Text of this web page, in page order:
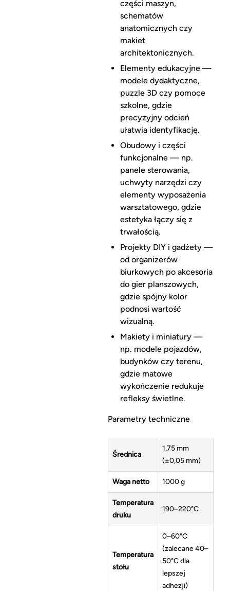
części maszyn,
schematów
anatomicznych czy
makiet
architektonicznych.
Elementy edukacyjne —
modele dydaktyczne,
puzzle 3D czy pomoce
szkolne, gdzie
precyzyjny odcień
ułatwia identyfikację.
Obudowy i części
funkcjonalne — np.
panele sterowania,
uchwyty narzędzi czy
elementy wyposażenia
warsztatowego, gdzie
estetyka łączy się z
trwałością.
Projekty DIY i gadżety —
od organizerów
biurkowych po akcesoria
do gier planszowych,
gdzie spójny kolor
podnosi wartość
wizualną.
Makiety i miniatury —
np. modele pojazdów,
budynków czy terenu,
gdzie matowe
wykończenie redukuje
refleksy świetlne.
Parametry techniczne
Średnica
1,75 mm
(±0,05 mm)
Waga netto 1000 g
Temperatura
druku
190–220°C
Temperatura
stołu
0–60°C
(zalecane 40–
50°C dla
lepszej
adhezji)